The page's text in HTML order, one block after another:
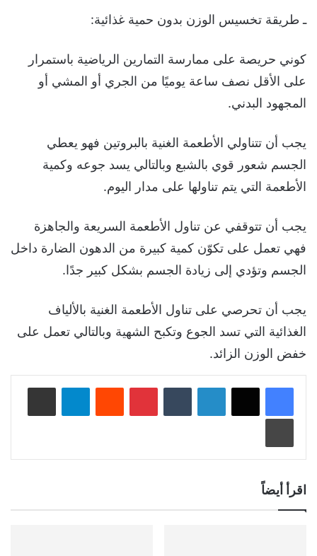
ـ طريقة تخسيس الوزن بدون حمية غذائية:
كوني حريصة على ممارسة التمارين الرياضية باستمرار
على الأقل نصف ساعة يوميًا من الجري أو المشي أو
المجهود البدني.
يجب أن تتناولي الأطعمة الغنية بالبروتين فهو يعطي
الجسم شعور قوي بالشبع وبالتالي يسد جوعه وكمية
الأطعمة التي يتم تناولها على مدار اليوم.
يجب أن تتوقفي عن تناول الأطعمة السريعة والجاهزة
فهي تعمل على تكوّن كمية كبيرة من الدهون الضارة داخل
الجسم وتؤدي إلى زيادة الجسم بشكل كبير جدًا.
يجب أن تحرصي على تناول الأطعمة الغنية بالألياف
الغذائية التي تسد الجوع وتكبح الشهية وبالتالي تعمل على
خفض الوزن الزائد.
لينكدإن بينتيريست
اقرأ أيضاً